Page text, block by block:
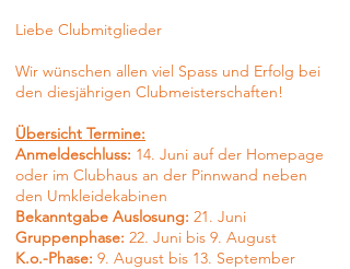
Liebe Clubmitglieder
Wir wünschen allen viel Spass und Erfolg bei
den diesjährigen Clubmeisterschaften!
Übersicht Termine:
Anmeldeschluss: 14. Juni auf der Homepage
oder im Clubhaus an der Pinnwand neben
den Umkleidekabinen
Bekanntgabe Auslosung: 21. Juni
Gruppenphase: 22. Juni bis 9. August
K.o.-Phase: 9. August bis 13. September